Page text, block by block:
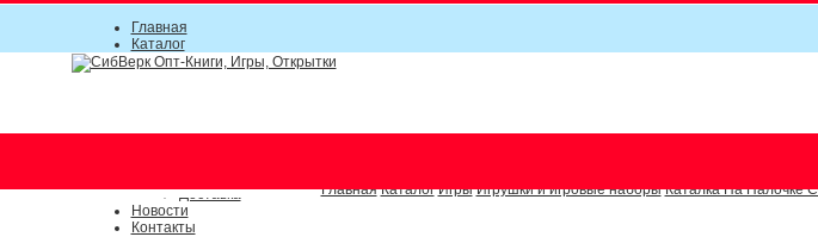
Главная
Каталог
Прайс-листы
Доставка
Новости
Контакты
Главная Каталог Игры Игрушки и игровые наборы Каталка На Палочке